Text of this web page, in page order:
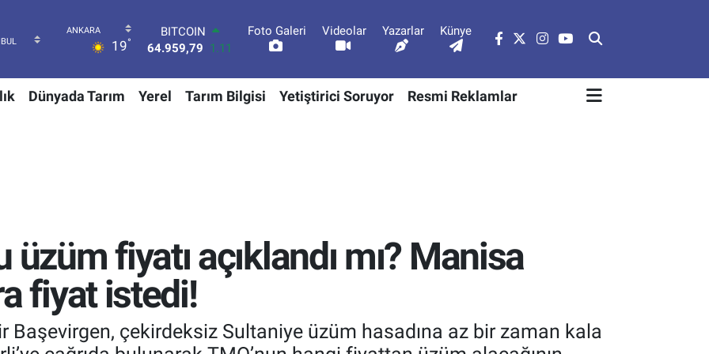
19°
DOLAR
47,7436
0.18
55,2510 0.32
STERLİN
Foto Galeri Videolar Yazarlar Künye
Dünyada Tarım Yerel Tarım Bilgisi Yetiştirici Soruyor Resmi Reklamlar
fiyatı açıklandı mı? Manisa
fiyat istedi!
Başevirgen, çekirdeksiz Sultaniye üzüm hasadına az bir zaman kala